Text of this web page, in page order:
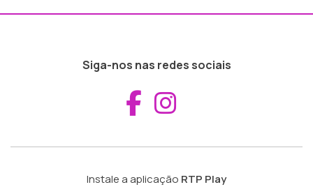
Siga-nos nas redes sociais
Aceder ao
Instale a aplicação RTP Play